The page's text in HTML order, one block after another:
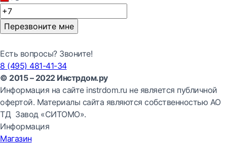
Перезвоните мне
Есть вопросы? Звоните!
8 (495) 481-41-34
© 2015 – 2022 Инстрдом.ру
Информация на сайте instrdom.ru не является публичной
офертой. Материалы сайта являются собственностью АО
ТД Завод «СИТОМО».
Информация
Магазин